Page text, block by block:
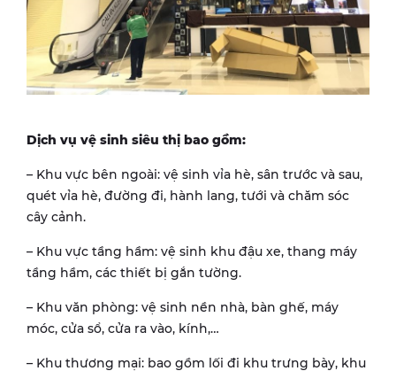
Dịch vụ vệ sinh siêu thị bao gồm:
– Khu vực bên ngoài: vệ sinh vỉa hè, sân trước và sau,
quét vỉa hè, đường đi, hành lang, tưới và chăm sóc
cây cảnh.
– Khu vực tầng hầm: vệ sinh khu đậu xe, thang máy
tầng hầm, các thiết bị gắn tường.
– Khu văn phòng: vệ sinh nền nhà, bàn ghế, máy
móc, cửa sổ, cửa ra vào, kính,…
– Khu thương mại: bao gồm lối đi khu trưng bày, khu